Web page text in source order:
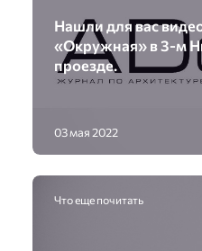
Нашли для вас
«Окружная» в 3-м
проезде.
03 мая 2022
Что еще почитать